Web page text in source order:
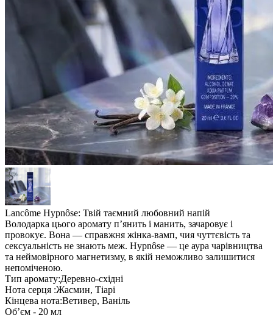
Lancôme Hypnôse: Твій таємний любовний напій
Володарка цього аромату п’янить і манить, зачаровує і
провокує. Вона — справжня жінка-вамп, чия чуттєвість та
сексуальність не знають меж. Hypnôse — це аура чарівництва
та неймовірного магнетизму, в якій неможливо залишитися
непоміченою.
Тип аромату:Деревно-східні
Нота серця :Жасмин, Тіарі
Кінцева нота:Ветивер, Ваніль
Обʼєм - 20 мл